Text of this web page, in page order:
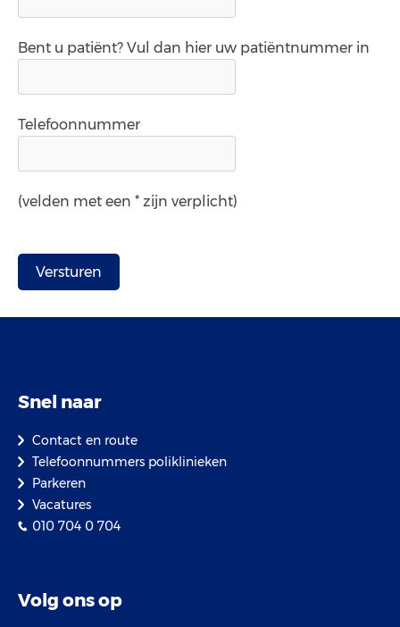
Bent u patiënt? Vul dan hier uw patiëntnummer in
Telefoonnummer
(velden met een * zijn verplicht)
Snel naar
Contact en route
Telefoonnummers poliklinieken
Parkeren
Vacatures
010 704 0 704
Volg ons op